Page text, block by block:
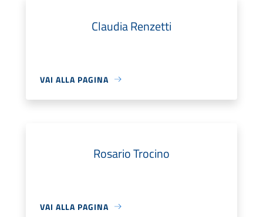
Claudia Renzetti
VAI ALLA PAGINA
Rosario Trocino
VAI ALLA PAGINA